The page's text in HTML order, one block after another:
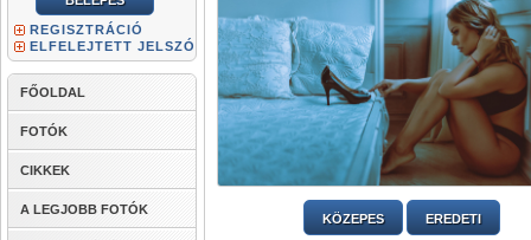
REGISZTRÁCIÓ
ELFELEJTETT JELSZÓ
FŐOLDAL
FOTÓK
CIKKEK
A LEGJOBB FOTÓK
KÖZEPES EREDETI